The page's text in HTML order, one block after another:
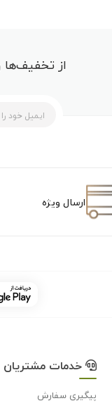
از تخفیف‌ها
ارسال ویژه
خدمات مشتریان
پیگیری سفارش